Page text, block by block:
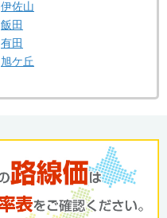
伊佐山
飯田
有田
旭ケ丘